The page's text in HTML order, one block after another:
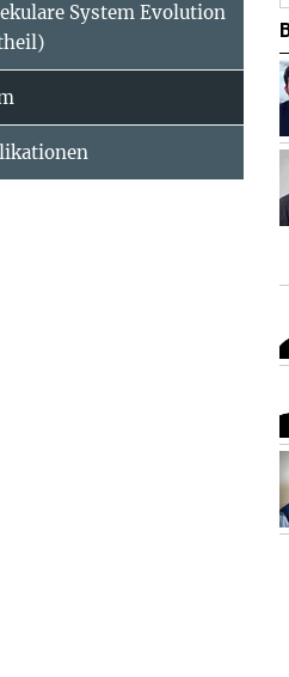
System Evolution